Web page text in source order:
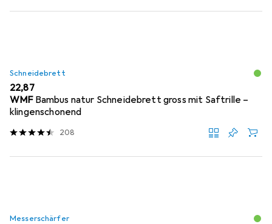
Schneidebrett
EUR
22,87
WMF Bambus natur Schneidebrett gross mit Saftrille –
klingenschonend
208
Messerschärfer